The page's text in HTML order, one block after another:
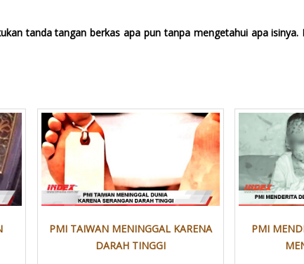
tanda tangan berkas apa pun tanpa mengetahui apa isinya.
PMI TAIWAN MENINGGAL KARENA
DARAH TINGGI
PMI